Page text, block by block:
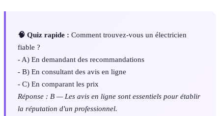
🧠 Quiz rapide : Comment trouvez-vous un électricien
fiable ?
- A) En demandant des recommandations
- B) En consultant des avis en ligne
- C) En comparant les prix
Réponse : B — Les avis en ligne sont essentiels pour établir
la réputation d'un professionnel.